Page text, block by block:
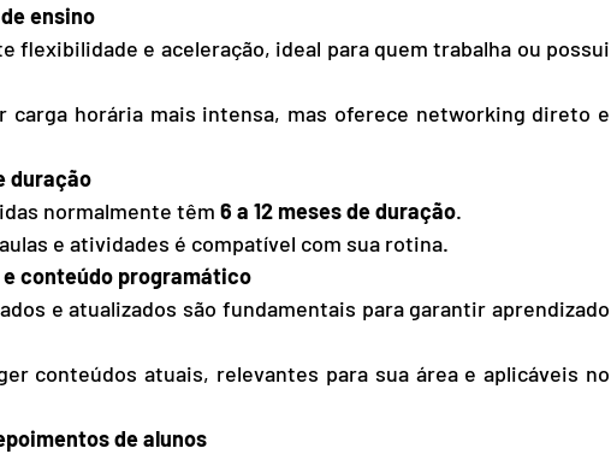
ensino
flexibilidade e aceleração, ideal para quem trabalha ou possui
carga horária mais intensa, mas oferece networking direto e
duração
normalmente têm 6 a 12 meses de duração.
e atividades é compatível com sua rotina.
conteúdo programático
e atualizados são fundamentais para garantir aprendizado
conteúdos atuais, relevantes para sua área e aplicáveis no
de alunos